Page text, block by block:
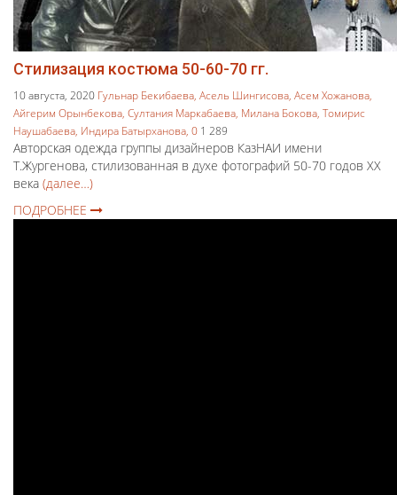
Стилизация костюма 50-60-70 гг.
10 августа, 2020 Гульнар Бекибаева, Асель Шингисова, Асем Хожанова,
Айгерим Орынбекова, Султания Маркабаева, Милана Бокова, Томирис
Наушабаева, Индира Батырханова, 0 1 289
Авторская одежда группы дизайнеров КазНАИ имени
Т.Жургенова, стилизованная в духе фотографий 50-70 годов XX
века (далее…)
ПОДРОБНЕЕ